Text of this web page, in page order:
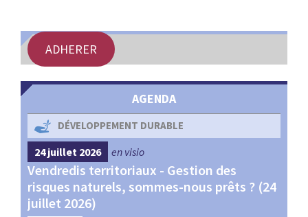
ADHERER
AGENDA
DÉVELOPPEMENT DURABLE
24 juillet 2026 en visio
Vendredis territoriaux - Gestion des
risques naturels, sommes-nous prêts ? (24
juillet 2026)